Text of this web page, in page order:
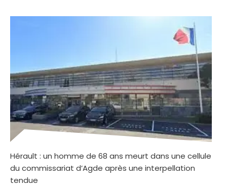
Hérault : un homme de 68 ans meurt dans une cellule
du commissariat d’Agde après une interpellation
tendue